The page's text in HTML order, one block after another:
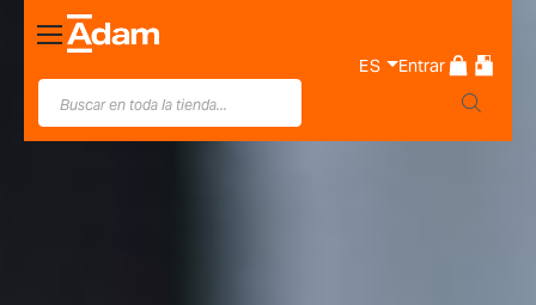
Toggle
Nav
ES Entrar